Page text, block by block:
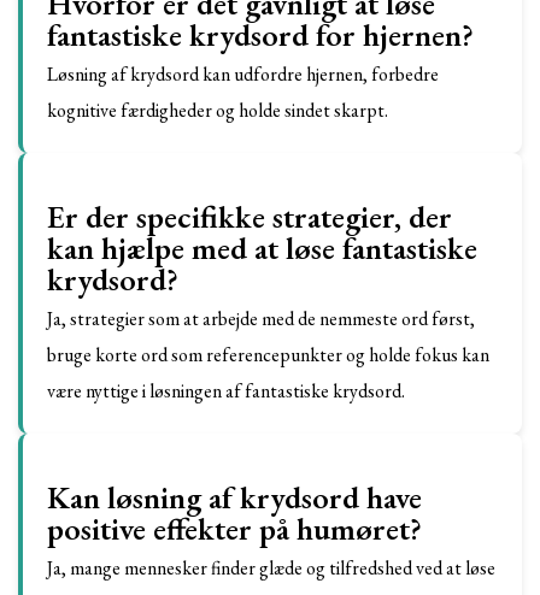
fantastiske krydsord for hjernen?
Løsning af krydsord kan udfordre hjernen, forbedre
kognitive færdigheder og holde sindet skarpt.
Er der specifikke strategier, der
kan hjælpe med at løse fantastiske
krydsord?
Ja, strategier som at arbejde med de nemmeste ord først,
bruge korte ord som referencepunkter og holde fokus kan
være nyttige i løsningen af fantastiske krydsord.
Kan løsning af krydsord have
positive effekter på humøret?
Ja, mange mennesker finder glæde og tilfredshed ved at løse